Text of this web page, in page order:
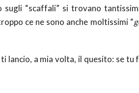
“scaffali” si trovano
ce ne sono anche moltissimi “
lancio, a mia volta, il quesito: se